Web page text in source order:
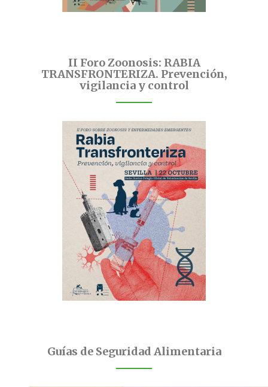
II Foro Zoonosis: RABIA
TRANSFRONTERIZA. Prevención,
vigilancia y control
Guías de Seguridad Alimentaria